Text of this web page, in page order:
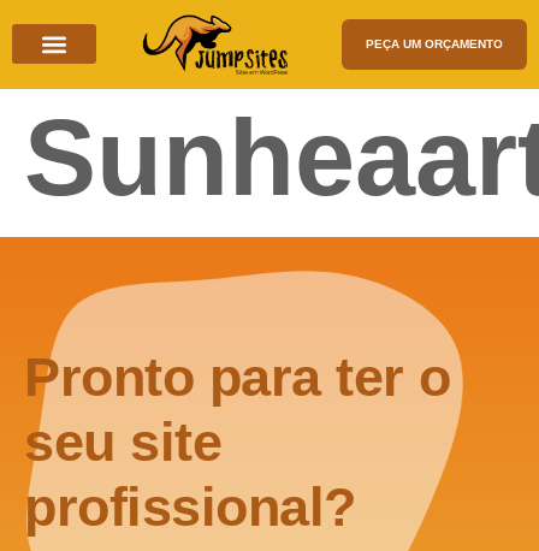
PEÇA UM ORÇAMENTO
Pronto para ter o
seu site
profissional?